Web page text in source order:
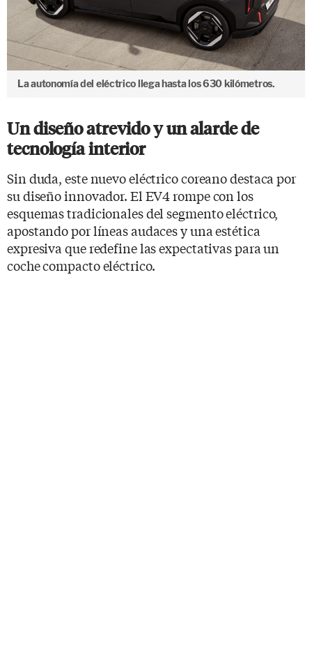
La autonomía del eléctrico llega hasta los 630 kilómetros.
Un diseño atrevido y un alarde de
tecnología interior
Sin duda, este nuevo eléctrico coreano destaca por
su diseño innovador. El EV4 rompe con los
esquemas tradicionales del segmento eléctrico,
apostando por líneas audaces y una estética
expresiva que redefine las expectativas para un
coche compacto eléctrico.